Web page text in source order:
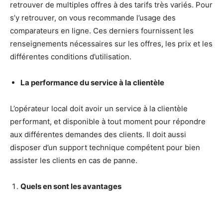
retrouver de multiples offres à des tarifs très variés. Pour
s’y retrouver, on vous recommande l’usage des
comparateurs en ligne. Ces derniers fournissent les
renseignements nécessaires sur les offres, les prix et les
différentes conditions d’utilisation.
La performance du service à la clientèle
L’opérateur local doit avoir un service à la clientèle
performant, et disponible à tout moment pour répondre
aux différentes demandes des clients. Il doit aussi
disposer d’un support technique compétent pour bien
assister les clients en cas de panne.
Quels en sont les avantages